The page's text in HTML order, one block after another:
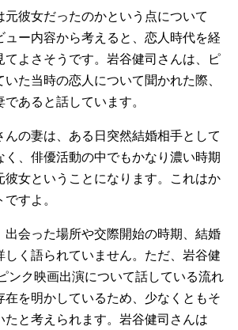
元彼女だったのかという点について
ュー内容から考えると、恋人時代を経
てよさそうです。岩谷健司さんは、ピ
た当時の恋人について聞かれた際、
あると話しています。
んの妻は、ある日突然結婚相手として
く、俳優活動の中でもかなり濃い時期
彼女ということになります。これはか
すよ。
出会った場所や交際開始の時期、結婚
しく語られていません。ただ、岩谷健
ンク映画出演について話している流れ
在を明かしているため、少なくともそ
たと考えられます。岩谷健司さんは